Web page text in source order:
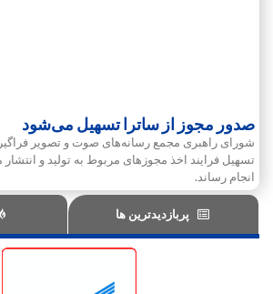
صدور مجوز از ساترا تسهیل می‌شود
شورای راهبری مجمع رسانه‌های صوت و تصویر فراگیر
تسهیل فرایند اخذ مجوزهای مربوط به تولید و انتشار
انجام رساند.
پربازدیدترین ها